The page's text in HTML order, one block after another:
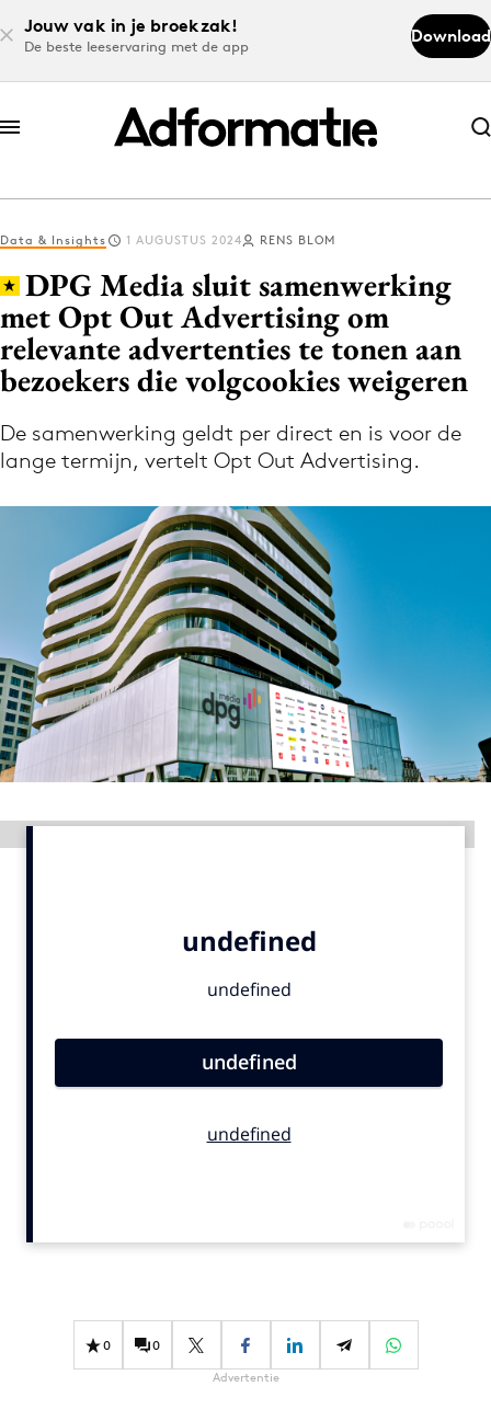
Jouw vak in je broekzak!
De beste leeservaring met de app
Download
Abonneer nu
Abonneer nu
Log in
Download de app
Volg het laatste nieuws via de Adformatie
Nieuws app
Menu
Home
9 sept: GenAI-training
12 nov: MarketingLive!
Adverteren
Events
Opleidingen
Vacatures
Academy
Campagnes
Gedragsverandering
Data & Insights 1 AUGUSTUS 2024 RENS BLOM
DPG Media sluit samenwerking
met Opt Out Advertising om
relevante advertenties te tonen aan
bezoekers die volgcookies weigeren
De samenwerking geldt per direct en is voor de
lange termijn, vertelt Opt Out Advertising.
0 0
Advertentie